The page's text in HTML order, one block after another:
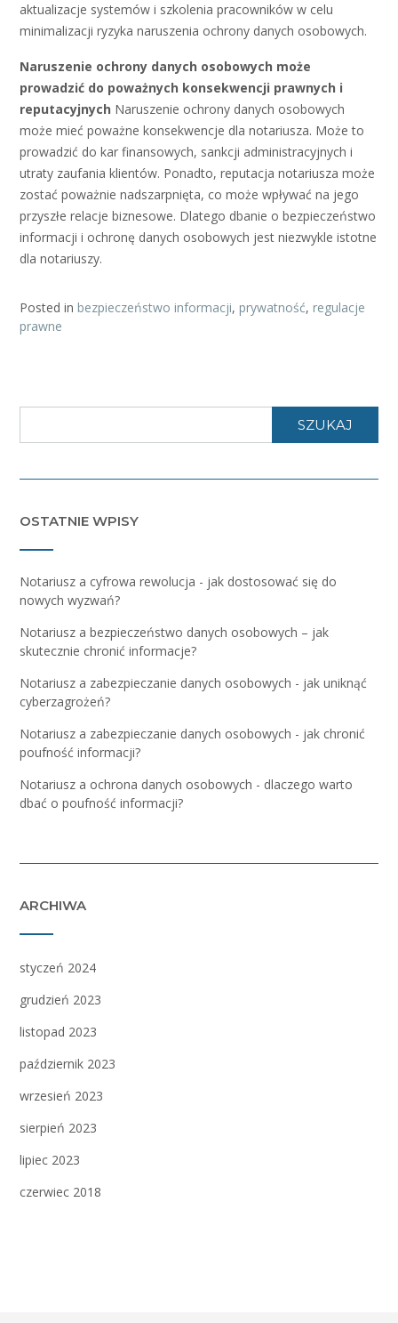
aktualizacje systemów i szkolenia pracowników w celu
minimalizacji ryzyka naruszenia ochrony danych osobowych.
Naruszenie ochrony danych osobowych może
prowadzić do poważnych konsekwencji prawnych i
reputacyjnych Naruszenie ochrony danych osobowych
może mieć poważne konsekwencje dla notariusza. Może to
prowadzić do kar finansowych, sankcji administracyjnych i
utraty zaufania klientów. Ponadto, reputacja notariusza może
zostać poważnie nadszarpnięta, co może wpływać na jego
przyszłe relacje biznesowe. Dlatego dbanie o bezpieczeństwo
informacji i ochronę danych osobowych jest niezwykle istotne
dla notariuszy.
Posted in bezpieczeństwo informacji, prywatność, regulacje
prawne
SZUKAJ
OSTATNIE WPISY
Notariusz a cyfrowa rewolucja - jak dostosować się do
nowych wyzwań?
Notariusz a bezpieczeństwo danych osobowych – jak
skutecznie chronić informacje?
Notariusz a zabezpieczanie danych osobowych - jak uniknąć
cyberzagrożeń?
Notariusz a zabezpieczanie danych osobowych - jak chronić
poufność informacji?
Notariusz a ochrona danych osobowych - dlaczego warto
dbać o poufność informacji?
ARCHIWA
styczeń 2024
grudzień 2023
listopad 2023
październik 2023
wrzesień 2023
sierpień 2023
lipiec 2023
czerwiec 2018